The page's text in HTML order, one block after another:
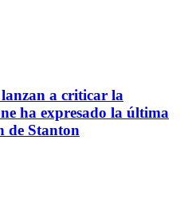
lanzan a criticar la
ha expresado la última
de Stanton